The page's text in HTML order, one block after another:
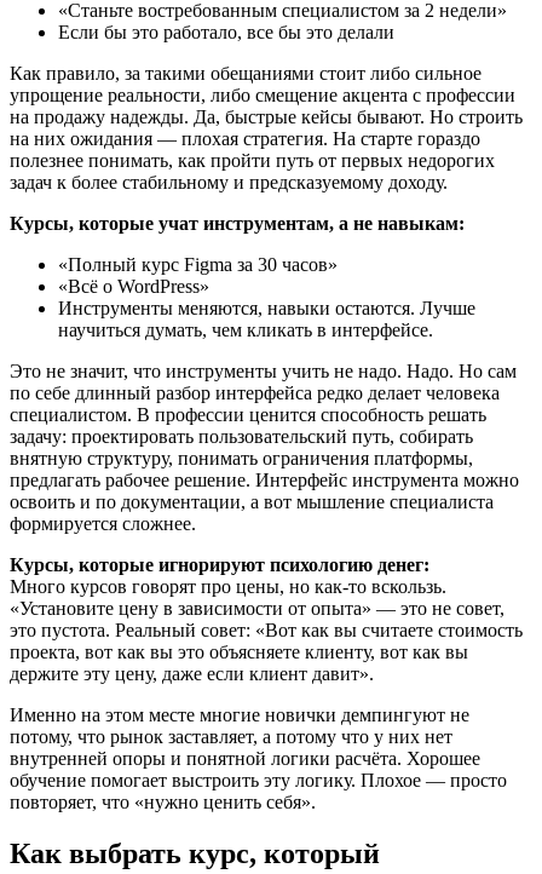
«Станьте востребованным специалистом за 2 недели»
Если бы это работало, все бы это делали
Как правило, за такими обещаниями стоит либо сильное
упрощение реальности, либо смещение акцента с профессии
на продажу надежды. Да, быстрые кейсы бывают. Но строить
на них ожидания — плохая стратегия. На старте гораздо
полезнее понимать, как пройти путь от первых недорогих
задач к более стабильному и предсказуемому доходу.
Курсы, которые учат инструментам, а не навыкам:
«Полный курс Figma за 30 часов»
«Всё о WordPress»
Инструменты меняются, навыки остаются. Лучше
научиться думать, чем кликать в интерфейсе.
Это не значит, что инструменты учить не надо. Надо. Но сам
по себе длинный разбор интерфейса редко делает человека
специалистом. В профессии ценится способность решать
задачу: проектировать пользовательский путь, собирать
внятную структуру, понимать ограничения платформы,
предлагать рабочее решение. Интерфейс инструмента можно
освоить и по документации, а вот мышление специалиста
формируется сложнее.
Курсы, которые игнорируют психологию денег:
Много курсов говорят про цены, но как-то вскользь.
«Установите цену в зависимости от опыта» — это не совет,
это пустота. Реальный совет: «Вот как вы считаете стоимость
проекта, вот как вы это объясняете клиенту, вот как вы
держите эту цену, даже если клиент давит».
Именно на этом месте многие новички демпингуют не
потому, что рынок заставляет, а потому что у них нет
внутренней опоры и понятной логики расчёта. Хорошее
обучение помогает выстроить эту логику. Плохое — просто
повторяет, что «нужно ценить себя».
Как выбрать курс, который